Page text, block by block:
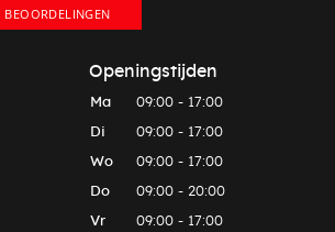
Openingstijden
Ma 09:00 - 17:00
Di 09:00 - 17:00
Wo 09:00 - 17:00
Do 09:00 - 20:00
Vr 09:00 - 17:00